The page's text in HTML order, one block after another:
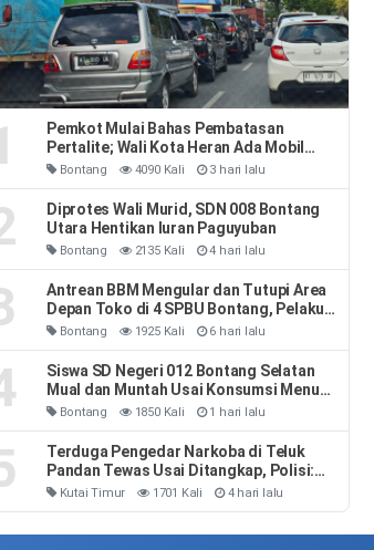
Pemkot Mulai Bahas Pembatasan
Pertalite; Wali Kota Heran Ada Mobil
Habiskan 40 Liter Sehari
Bontang 4090 Kali 3 hari lalu
Diprotes Wali Murid, SDN 008 Bontang
Utara Hentikan Iuran Paguyuban
Bontang 2135 Kali 4 hari lalu
Antrean BBM Mengular dan Tutupi Area
Depan Toko di 4 SPBU Bontang, Pelaku
Usaha Rugi
Bontang 1925 Kali 6 hari lalu
Siswa SD Negeri 012 Bontang Selatan
Mual dan Muntah Usai Konsumsi Menu
MBG
Bontang 1850 Kali 1 hari lalu
Terduga Pengedar Narkoba di Teluk
Pandan Tewas Usai Ditangkap, Polisi:
Sempat Melawan dan Mengeluh Sesak
Napas
Kutai Timur 1701 Kali 4 hari lalu